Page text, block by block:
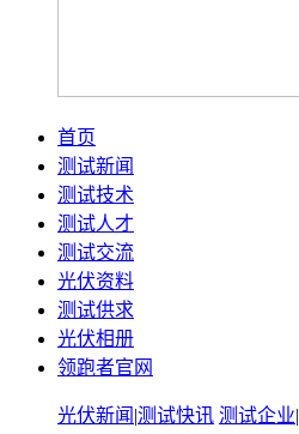
首页
测试新闻
测试技术
测试人才
测试交流
光伏资料
测试供求
光伏相册
领跑者官网
光伏新闻 |测试快讯 测试企业|